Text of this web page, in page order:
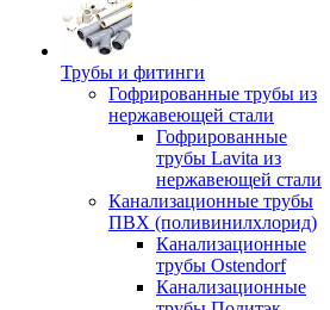
Трубы и фитинги
Гофрированные трубы из
нержавеющей стали
Гофрированные
трубы Lavita из
нержавеющей стали
Канализационные трубы
ПВХ (поливинилхлорид)
Канализационные
трубы Ostendorf
Канализационные